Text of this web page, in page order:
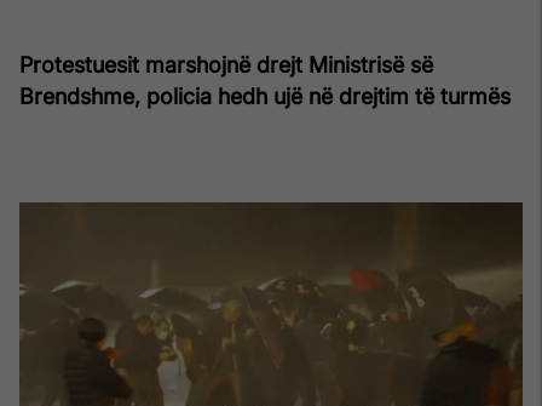
Protestuesit marshojnë drejt Ministrisë së
Brendshme, policia hedh ujë në drejtim të turmës